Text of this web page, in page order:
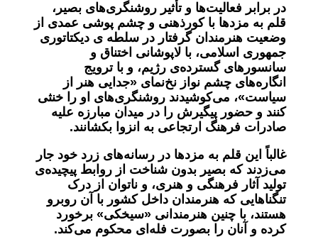
در برابر فعالیت‌ها و تأثیر روشنگری‌های بصیر،
قلم‌ به‌ مزدها با کورذهنی و چشم ‌پوشی عمدی از
وضعیت هنرمندان گرفتار در سلطه ‌ی دیکتاتوری
جمهوری اسلامی، با لاپوشانی اختناق و
سانسورهای گسترده‌ی رژیم، و با ترویج
انگاره‌های چشم نواز نخ‌نمای «جدایی هنر از
سیاست»، می‌کوشیدند روشنگری‌های او را خنثی
کنند و حضور پیگیرش را در میدان مبارزه علیه
صادرات فرهنگ ارتجاعی به انزوا بکشانند.
غالباً این قلم‌ به ‌مزدها در رسانه‌های زرد خود جار
می‌زدند که بصیر بدون شناخت از روابط پیچیده‌ی
تولید آثار فرهنگی و هنری، و ناتوان از درک
تنگناهایی که هنرمندان داخل کشور با آن روبرو
هستند، با چنین هنرمندانی «سیخکی» برخورد
کرده و آنان را بصورت فله‌ای محکوم می‌کند.